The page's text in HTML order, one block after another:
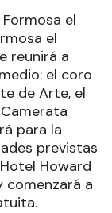
el
el
reunirá a
el coro
de Arte, el
para la
previstas
Howard
comenzará a